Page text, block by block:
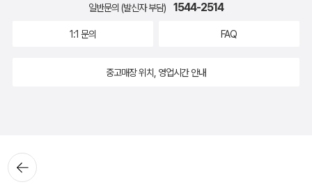
뒤로가
기
일반문의 (발신자 부담) 1544-2514
1:1 문의 FAQ
중고매장 위치, 영업시간 안내